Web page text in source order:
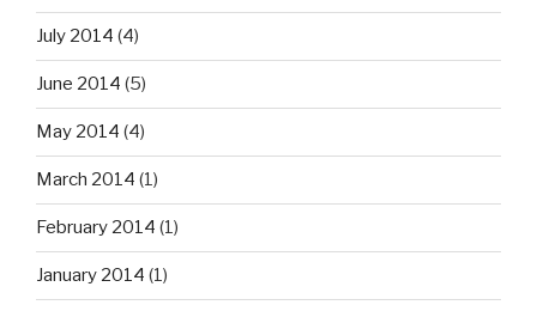
July 2014 (4)
June 2014 (5)
May 2014 (4)
March 2014 (1)
February 2014 (1)
January 2014 (1)